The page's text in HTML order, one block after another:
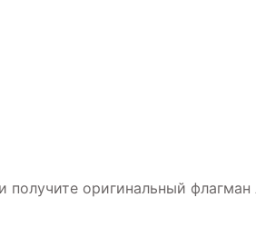
оригинальный